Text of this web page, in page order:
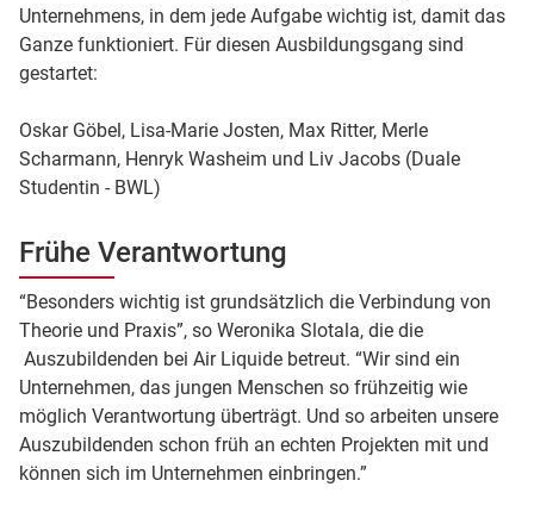
Unternehmens, in dem jede Aufgabe wichtig ist, damit das
Ganze funktioniert. Für diesen Ausbildungsgang sind
gestartet:
Oskar Göbel, Lisa-Marie Josten, Max Ritter, Merle
Scharmann, Henryk Washeim und Liv Jacobs (Duale
Studentin - BWL)
Frühe Verantwortung
“Besonders wichtig ist grundsätzlich die Verbindung von
Theorie und Praxis”, so Weronika Slotala, die die
Auszubildenden bei Air Liquide betreut. “Wir sind ein
Unternehmen, das jungen Menschen so frühzeitig wie
möglich Verantwortung überträgt. Und so arbeiten unsere
Auszubildenden schon früh an echten Projekten mit und
können sich im Unternehmen einbringen.”